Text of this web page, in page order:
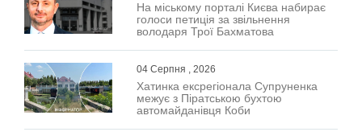
На міському порталі Києва набирає
голоси петиція за звільнення
володаря Трої Бахматова
04 Серпня , 2026
Хатинка ексрегіонала Супруненка
межує з Піратською бухтою
автомайданівця Коби